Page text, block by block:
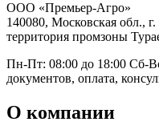
ООО «Премьер-Агро»
140080, Московская обл.,
территория промзоны
Пн-Пт: 08:00 до 18:00 Сб-
документов, оплата,
О компании